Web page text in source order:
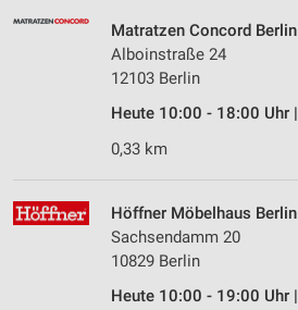
Matratzen Concord Berlin
Alboinstraße 24
12103 Berlin
Heute 10:00 - 18:00 Uhr |
0,33 km
Höffner Möbelhaus Berlin
Sachsendamm 20
10829 Berlin
Heute 10:00 - 19:00 Uhr |